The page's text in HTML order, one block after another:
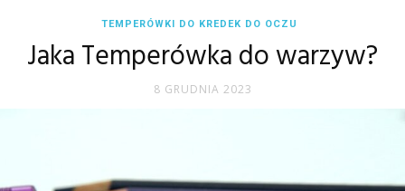
TEMPERÓWKI DO KREDEK DO OCZU
Jaka Temperówka do warzyw?
8 GRUDNIA 2023